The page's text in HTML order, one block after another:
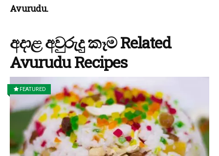
Avurudu.
අදාළ අවුරුදු කෑම Related
Avurudu Recipes
FEATURED